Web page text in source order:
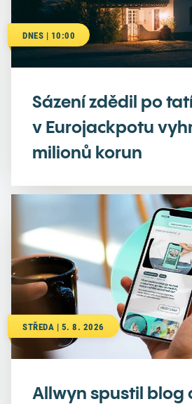
DNES | 10:00
Sázení zdědil po
v Eurojackpotu
milionů korun
STŘEDA | 5. 8. 2026
Allwyn spustil blog